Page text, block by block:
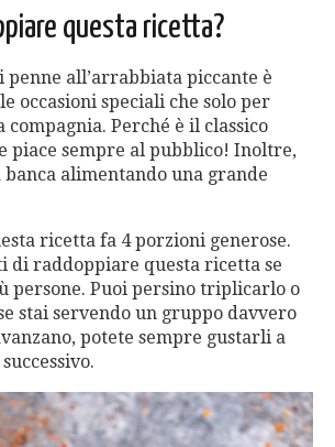
questa ricetta?
penne all’arrabbiata piccante è
occasioni speciali che solo per
Perché è il classico
piace sempre al pubblico! Inoltre,
alimentando una grande
ricetta fa 4 porzioni generose.
di raddoppiare questa ricetta se
persone. Puoi persino triplicarlo o
stai servendo un gruppo davvero
potete sempre gustarli a